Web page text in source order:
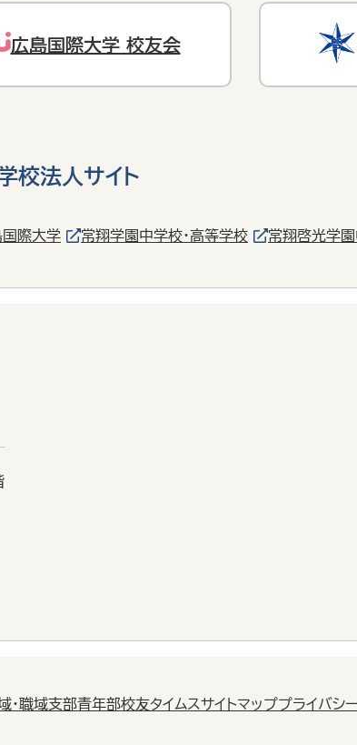
広島国際大学 校友会
校法人サイト
国際大学 常翔学園中学校・高等学校 常翔啓光学園
・職域支部青年部校友タイムスサイトマッププライバシ